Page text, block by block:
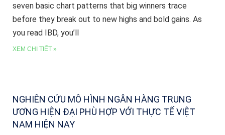
seven basic chart patterns that big winners trace
before they break out to new highs and bold gains. As
you read IBD, you’ll
XEM CHI TIẾT »
NGHIÊN CỨU MÔ HÌNH NGÂN HÀNG TRUNG
ƯƠNG HIỆN ĐẠI PHÙ HỢP VỚI THỰC TẾ VIỆT
NAM HIỆN NAY